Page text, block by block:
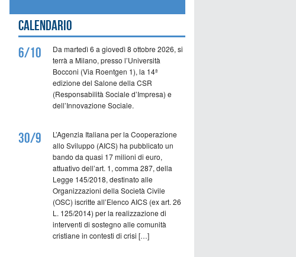
Calendario
6/10
Da martedì 6 a giovedì 8 ottobre 2026, si
terrà a Milano, presso l’Università
Bocconi (Via Roentgen 1), la 14ª
edizione del Salone della CSR
(Responsabilità Sociale d’Impresa) e
dell’Innovazione Sociale.
30/9
L’Agenzia Italiana per la Cooperazione
allo Sviluppo (AICS) ha pubblicato un
bando da quasi 17 milioni di euro,
attuativo dell’art. 1, comma 287, della
Legge 145/2018, destinato alle
Organizzazioni della Società Civile
(OSC) iscritte all’Elenco AICS (ex art. 26
L. 125/2014) per la realizzazione di
interventi di sostegno alle comunità
cristiane in contesti di crisi […]